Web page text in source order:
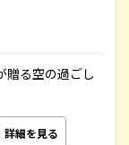
贈る空の過ごし
詳細を見る